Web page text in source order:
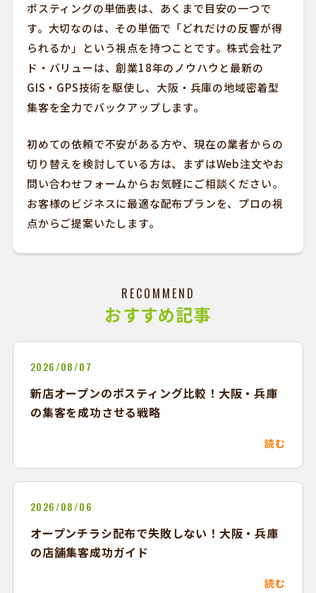
ポスティングの単価表は、あくまで目安の一つで
す。大切なのは、その単価で「どれだけの反響が得
られるか」という視点を持つことです。株式会社ア
ド・バリューは、創業18年のノウハウと最新の
GIS・GPS技術を駆使し、大阪・兵庫の地域密着型
集客を全力でバックアップします。
初めての依頼で不安がある方や、現在の業者からの
切り替えを検討している方は、まずはWeb注文やお
問い合わせフォームからお気軽にご相談ください。
お客様のビジネスに最適な配布プランを、プロの視
点からご提案いたします。
RECOMMEND
おすすめ記事
2026/08/07
新店オープンのポスティング比較！大阪・兵庫
の集客を成功させる戦略
読む
2026/08/06
オープンチラシ配布で失敗しない！大阪・兵庫
の店舗集客成功ガイド
読む